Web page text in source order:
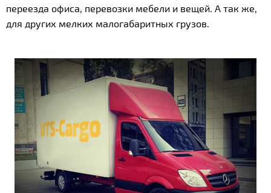
переезда офиса, перевозки мебели и вещей. А так же,
для других мелких малогабаритных грузов.